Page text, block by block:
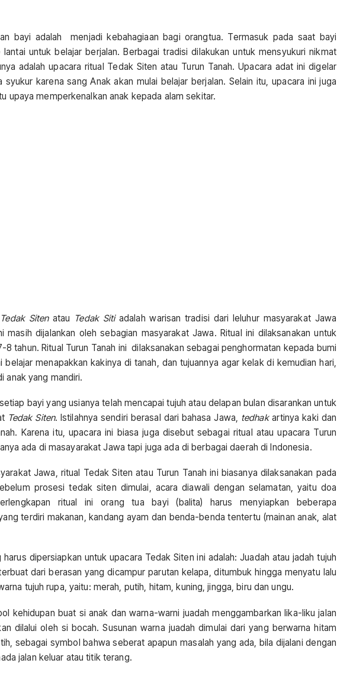
bayi adalah menjadi kebahagiaan bagi orangtua. Termasuk pada saat bayi
untuk belajar berjalan. Berbagai tradisi dilakukan untuk mensyukuri nikmat
adalah upacara ritual Tedak Siten atau Turun Tanah. Upacara adat ini digelar
karena sang Anak akan mulai belajar berjalan. Selain itu, upacara ini juga
upaya memperkenalkan anak kepada alam sekitar.
Tedak Sitenatau Tedak Sitiadalah warisan tradisi dari leluhur masyarakat Jawa
masih dijalankan oleh sebagian masyarakat Jawa. Ritual ini dilaksanakan untuk
8 tahun. Ritual Turun Tanah ini dilaksanakan sebagai penghormatan kepada bumi
belajar menapakkan kakinya di tanah, dan tujuannya agar kelak di kemudian hari,
anak yang mandiri.
bayi yang usianya telah mencapai tujuh atau delapan bulan disarankan untuk
Tedak Siten. Istilahnya sendiri berasal dari bahasa Jawa, tedhakartinya kaki dan
Karena itu, upacara ini biasa juga disebut sebagai ritual atau upacara Turun
ada di masayarakat Jawa tapi juga ada di berbagai daerah di Indonesia.
Jawa, ritual Tedak Siten atau Turun Tanah ini biasanya dilaksanakan pada
prosesi tedak siten dimulai, acara diawali dengan selamatan, yaitu doa
ritual ini orang tua bayi (balita) harus menyiapkan beberapa
terdiri makanan, kandang ayam dan benda-benda tentertu (mainan anak, alat
dipersiapkan untuk upacara Tedak Siten ini adalah: Juadah atau jadah tujuh
dari berasan yang dicampur parutan kelapa, ditumbuk hingga menyatu lalu
tujuh rupa, yaitu: merah, putih, hitam, kuning, jingga, biru dan ungu.
kehidupan buat si anak dan warna-warni juadah menggambarkan lika-liku jalan
dilalui oleh si bocah. Susunan warna juadah dimulai dari yang berwarna hitam
sebagai symbol bahwa seberat apapun masalah yang ada, bila dijalani dengan
jalan keluar atau titik terang.